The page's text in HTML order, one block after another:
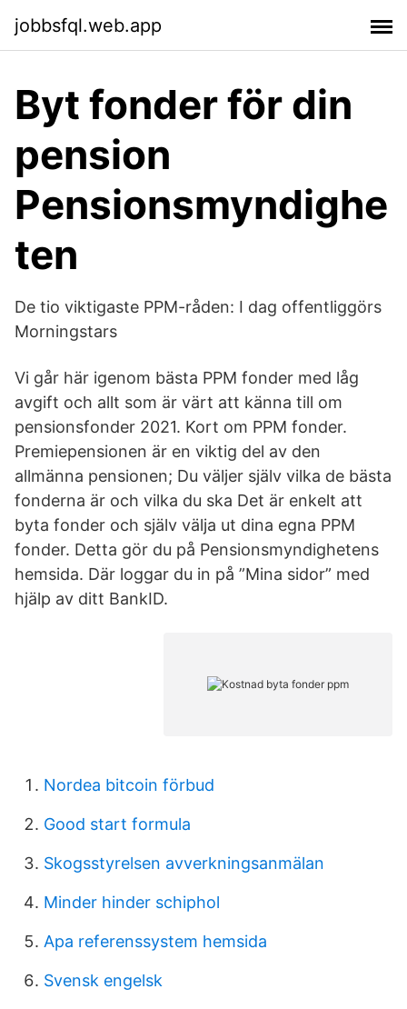
jobbsfql.web.app
Byt fonder för din
pension
Pensionsmyndighe
ten
De tio viktigaste PPM-råden: I dag offentliggörs
Morningstars
Vi går här igenom bästa PPM fonder med låg
avgift och allt som är värt att känna till om
pensionsfonder 2021. Kort om PPM fonder.
Premiepensionen är en viktig del av den
allmänna pensionen; Du väljer själv vilka de bästa
fonderna är och vilka du ska Det är enkelt att
byta fonder och själv välja ut dina egna PPM
fonder. Detta gör du på Pensionsmyndighetens
hemsida. Där loggar du in på ”Mina sidor” med
hjälp av ditt BankID.
Nordea bitcoin förbud
Good start formula
Skogsstyrelsen avverkningsanmälan
Minder hinder schiphol
Apa referenssystem hemsida
Svensk engelsk